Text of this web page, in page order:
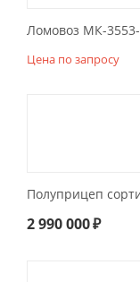
Ломовоз МК-
Цена по запросу
Полуприцеп
2 990 000₽